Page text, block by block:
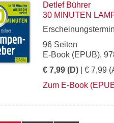
Detlef Bührer
30 MINUTEN
96 Seiten
E-Book (EPUB),
€ 7,99 (D) | € 7,99
Zum E-Book